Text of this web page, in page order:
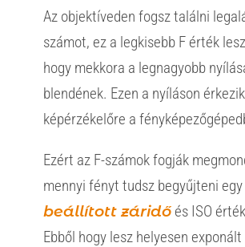
Az objektíveden fogsz találni
számot, ez a legkisebb F érték
hogy mekkora a legnagyobb
blendének. Ezen a nyíláson
képérzékelőre a
Ezért az F-számok fogják
mennyi fényt tudsz begyűjteni egy
beállított záridőés ISO
Ebből hogy lesz helyesen exponált